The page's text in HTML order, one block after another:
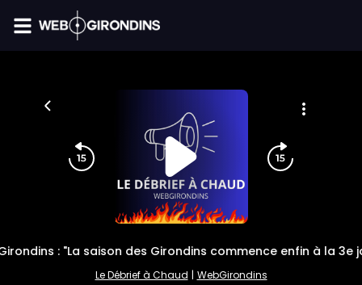
: "La saison des Girondins commence enfin à la 3e
Le Débrief à Chaud | WebGirondins